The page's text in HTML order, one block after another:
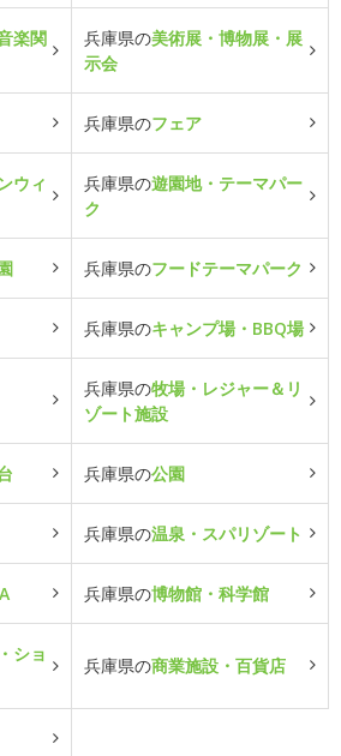
楽関
兵庫県の美術展・博物展・展
示会
兵庫県のフェア
ウィ
兵庫県の遊園地・テーマパー
ク
兵庫県のフードテーマパーク
兵庫県のキャンプ場・BBQ場
兵庫県の牧場・レジャー＆リ
ゾート施設
兵庫県の公園
兵庫県の温泉・スパリゾート
兵庫県の博物館・科学館
ショ
兵庫県の商業施設・百貨店